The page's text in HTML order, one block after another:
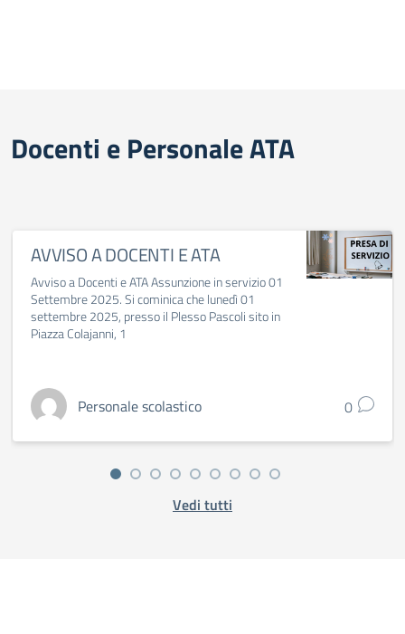
Docenti e Personale ATA
AVVISO A DOCENTI E ATA
Avviso a Docenti e ATA Assunzione in servizio 01
Settembre 2025. Si cominica che lunedì 01
settembre 2025, presso il Plesso Pascoli sito in
Piazza Colajanni, 1
Personale scolastico 0
Vedi tutti